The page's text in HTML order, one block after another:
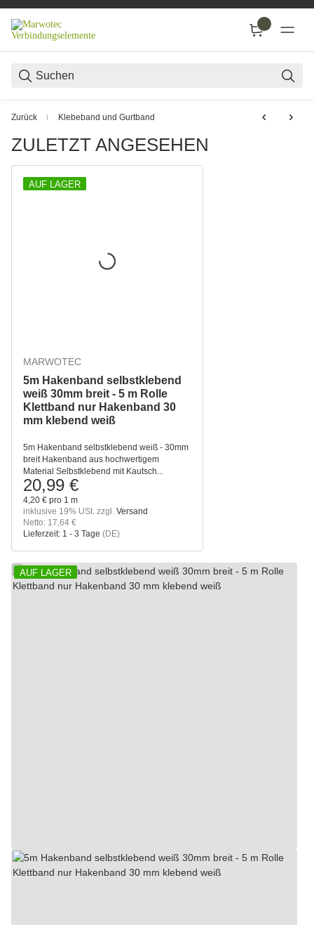
Zurück Klebeband und Gurtband
ZULETZT ANGESEHEN
AUF LAGER
MARWOTEC
5m Hakenband selbstklebend
weiß 30mm breit - 5 m Rolle
Klettband nur Hakenband 30
mm klebend weiß
5m Hakenband selbstklebend weiß - 30mm
breit Hakenband aus hochwertigem
Material Selbstklebend mit Kautsch...
20,99 €
4,20 € pro 1 m
inklusive 19% USt. zzgl. Versand
Netto: 17,64 €
Lieferzeit: 1 - 3 Tage (DE)
AUF LAGER